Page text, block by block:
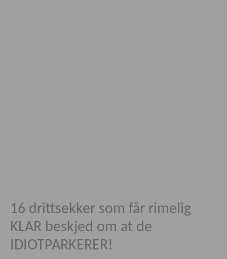
16 drittsekker som får rimelig
KLAR beskjed om at de
IDIOTPARKERER!